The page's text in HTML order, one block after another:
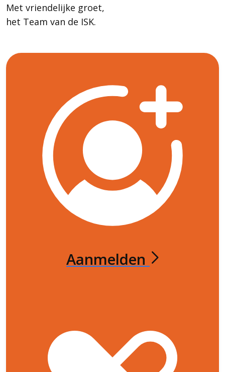
Met vriendelijke groet,
het Team van de ISK.
Aanmelden